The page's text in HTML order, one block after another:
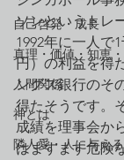
自己啓発・成長
真理・価値・知恵
人間関係
神とは
隣人愛・人に与える
ソンというトレ
1992年に一人で
円）の利益を得
ングス銀行のそ
得たそうです。
成績を理事会か
はますます危険